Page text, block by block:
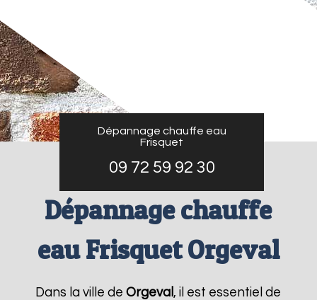
Dépannage chauffe eau
Frisquet
09 72 59 92 30
Dépannage chauffe
eau Frisquet Orgeval
Dans la ville deOrgeval, il est essentiel de